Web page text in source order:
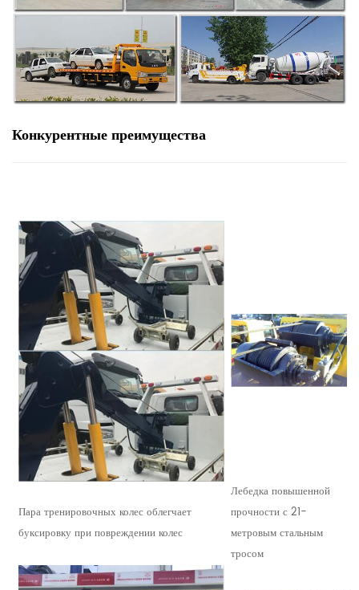
Конкурентные преимущества
Пара тренировочных колес облегчает
буксировку при повреждении колес
Лебедка повышенной
прочности с 21-
метровым стальным
тросом